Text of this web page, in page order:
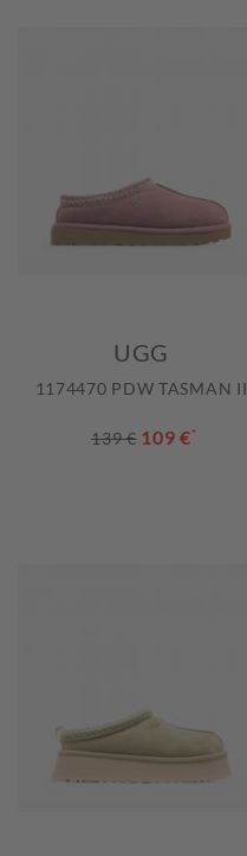
UGG
1174470 PDW TASMAN II
139 € 109 €*